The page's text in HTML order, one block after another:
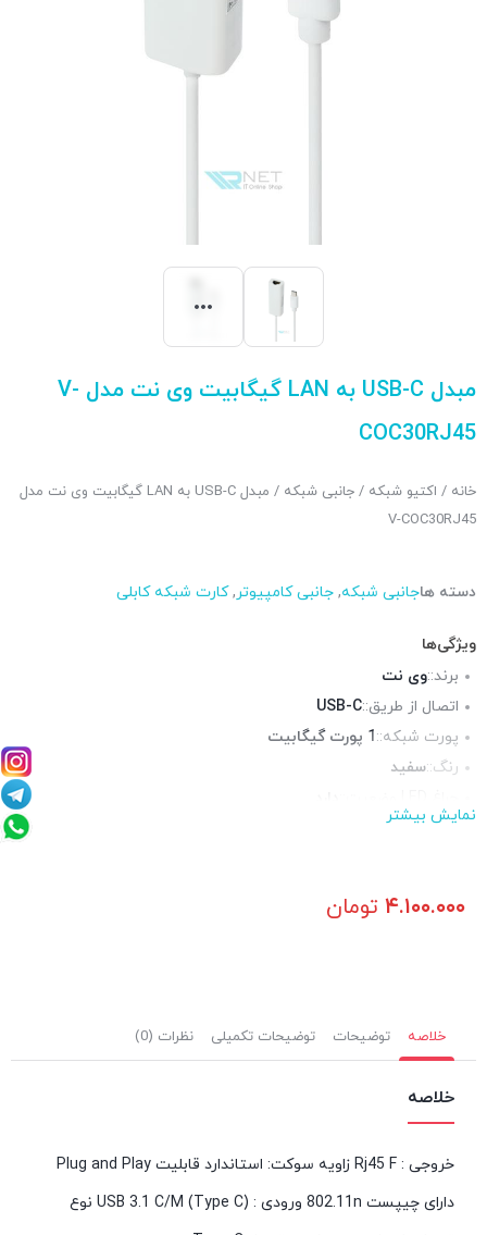
مبدل USB-C به LAN گیگابیت وی نت مدل V-
COC30RJ45
خانه / اکتیو شبکه / جانبی شبکه
/ مبدل USB-C به LAN گیگابیت وی نت مدل
V-COC30RJ45
دسته هاجانبی شبکه, جانبی کامپیوتر,کارت شبکه کابلی
ویژگی‌ها
برند::وی نت
اتصال از طریق::USB-C
پورت شبکه::1 پورت گیگابیت
رنگ::سفید
نمایش بیشتر
۴.۱۰۰.۰۰۰ تومان
خلاصه توضیحات توضیحات تکمیلی نظرات (0)
خلاصه
خروجی : Rj45 F زاویه سوکت: استاندارد قابلیت Plug and Play
دارای چیپست 802.11n ورودی : (USB 3.1 C/M (Type C نوع